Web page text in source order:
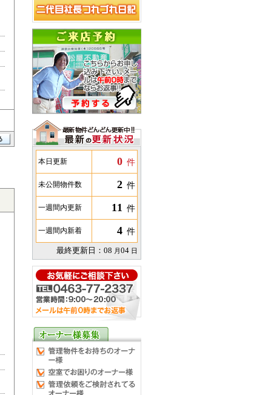
本日更新 0 件
未公開物件数 2 件
一週間内更新 11 件
一週間内新着 4 件
最終更新日：08 月04 日